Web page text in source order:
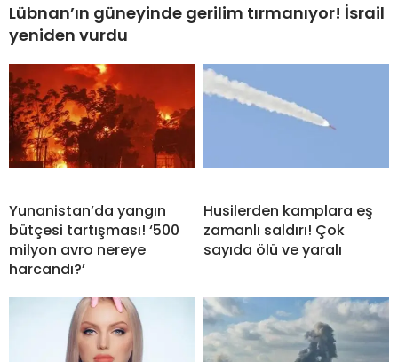
Lübnan’ın güneyinde gerilim tırmanıyor! İsrail
yeniden vurdu
Yunanistan’da yangın
bütçesi tartışması! ‘500
milyon avro nereye
harcandı?’
Husilerden kamplara eş
zamanlı saldırı! Çok
sayıda ölü ve yaralı